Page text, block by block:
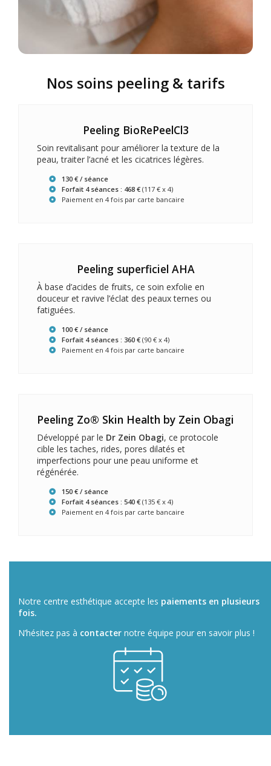
Nos soins peeling & tarifs
Peeling BioRePeelCl3
Soin revitalisant pour améliorer la texture de la
peau, traiter l’acné et les cicatrices légères.
130 € / séance
Forfait 4 séances : 468 € (117 € x 4)
Paiement en 4 fois par carte bancaire
Peeling superficiel AHA
À base d’acides de fruits, ce soin exfolie en
douceur et ravive l’éclat des peaux ternes ou
fatiguées.
100 € / séance
Forfait 4 séances : 360 € (90 € x 4)
Paiement en 4 fois par carte bancaire
Peeling Zo® Skin Health by Zein Obagi
Développé par le Dr Zein Obagi, ce protocole
cible les taches, rides, pores dilatés et
imperfections pour une peau uniforme et
régénérée.
150 € / séance
Forfait 4 séances : 540 € (135 € x 4)
Paiement en 4 fois par carte bancaire
Notre centre esthétique accepte les paiements en plusieurs
fois.
N’hésitez pas à contacter notre équipe pour en savoir plus !